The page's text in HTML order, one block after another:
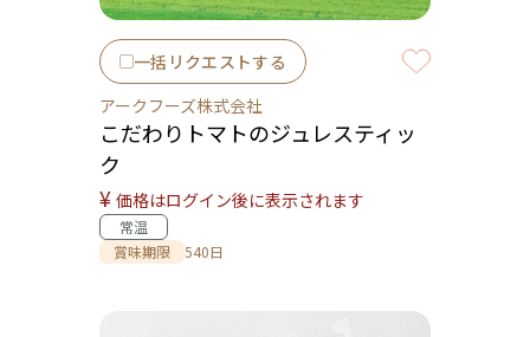
一括リクエストする
アークフーズ株式会社
こだわりトマトのジュレスティッ
ク
¥ 価格はログイン後に表示されます
常温
賞味期限
540日